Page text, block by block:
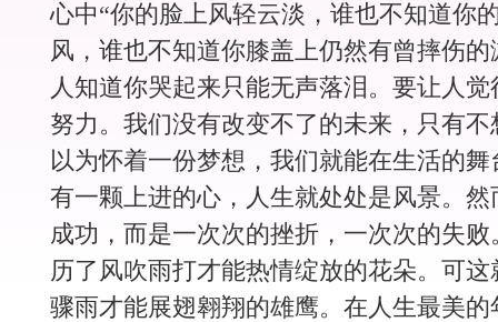
心中“你的脸上风轻云淡，谁也不知道你
风，谁也不知道你膝盖上仍然有曾摔伤
人知道你哭起来只能无声落泪。要让人
努力。我们没有改变不了的未来，只有
以为怀着一份梦想，我们就能在生活的
有一颗上进的心，人生就处处是风景。
成功，而是一次次的挫折，一次次的失
历了风吹雨打才能热情绽放的花朵。可
骤雨才能展翅翱翔的雄鹰。在人生最美